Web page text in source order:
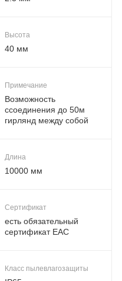
Высота
40 мм
Примечание
Возможность
ссоединения до 50м
гирлянд между собой
Длина
10000 мм
Сертификат
есть обязательный
сертификат EAC
Класс пылевлагозащиты